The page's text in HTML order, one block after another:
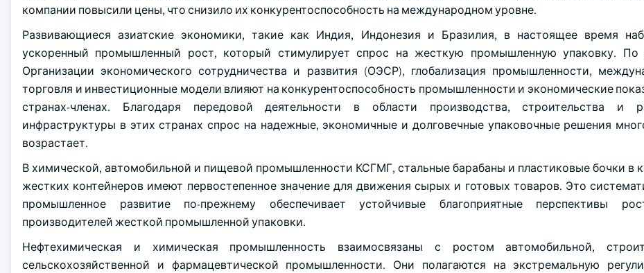
компании повысили цены, что снизило их конкурентоспособность на международном уровне.
Развивающиеся азиатские экономики, такие как Индия, Индонезия и Бразилия, в настоящее время
ускоренный промышленный рост, который стимулирует спрос на жесткую промышленную упаковку. По
Организации экономического сотрудничества и развития (ОЭСР), глобализация промышленности,
торговля и инвестиционные модели влияют на конкурентоспособность промышленности и экономические
странах-членах. Благодаря передовой деятельности в области производства, строительства и
инфраструктуры в этих странах спрос на надежные, экономичные и долговечные упаковочные решения
возрастает.
В химической, автомобильной и пищевой промышленности КСГМГ, стальные барабаны и пластиковые бочки в
жестких контейнеров имеют первостепенное значение для движения сырых и готовых товаров. Это
промышленное развитие по-прежнему обеспечивает устойчивые благоприятные перспективы
производителей жесткой промышленной упаковки.
Нефтехимическая и химическая промышленность взаимосвязаны с ростом автомобильной,
сельскохозяйственной и фармацевтической промышленности. Они полагаются на экстремальную